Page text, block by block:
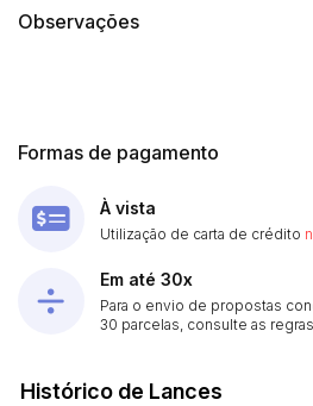
Observações
Formas de pagamento
À vista
Utilização de carta de crédito
Em até 30x
Para o envio de propostas
30 parcelas, consulte as
Histórico de Lances